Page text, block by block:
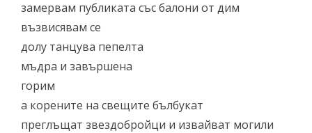
замервам публиката със балони от дим
възвисявам се
долу танцува пепелта
мъдра и завършена
горим
а корените на свещите бълбукат
преглъщат звездобройци и извайват могили